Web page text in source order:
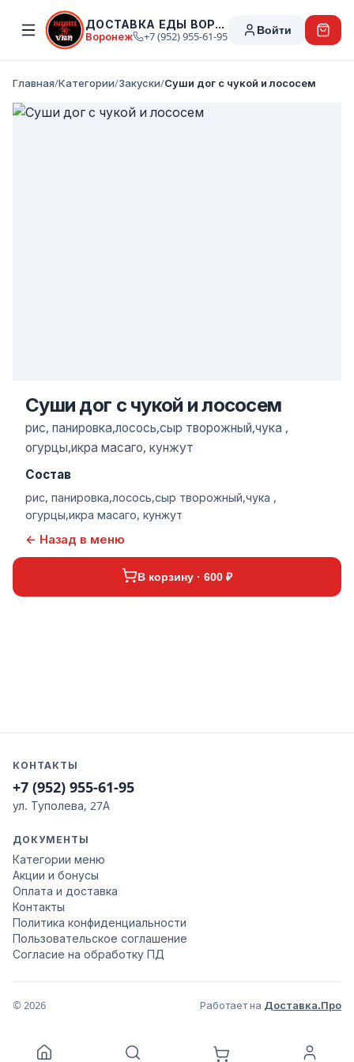
ДОСТАВКА ЕДЫ ВОРОНЕЖ
Воронеж +7 (952) 955-61-95 Войти
Главная/Категории/Закуски/Суши дог с чукой и лососем
Суши дог с чукой и лососем
рис, панировка,лосось,сыр творожный,чука ,
огурцы,икра масаго, кунжут
Состав
рис, панировка,лосось,сыр творожный,чука ,
огурцы,икра масаго, кунжут
← Назад в меню
В корзину · 600 ₽
КОНТАКТЫ
+7 (952) 955-61-95
ул. Туполева, 27А
ДОКУМЕНТЫ
Категории меню
Акции и бонусы
Оплата и доставка
Контакты
Политика конфиденциальности
Пользовательское соглашение
Согласие на обработку ПД
© 2026 Работает на Доставка.Про